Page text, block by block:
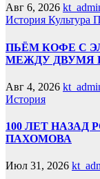
Авг 6, 2026
История Культура
ПЬЁМ КОФЕ С
МЕЖДУ ДВУМЯ
Авг 4, 2026
История
100 ЛЕТ
ПАХОМОВА
Июл 31, 2026